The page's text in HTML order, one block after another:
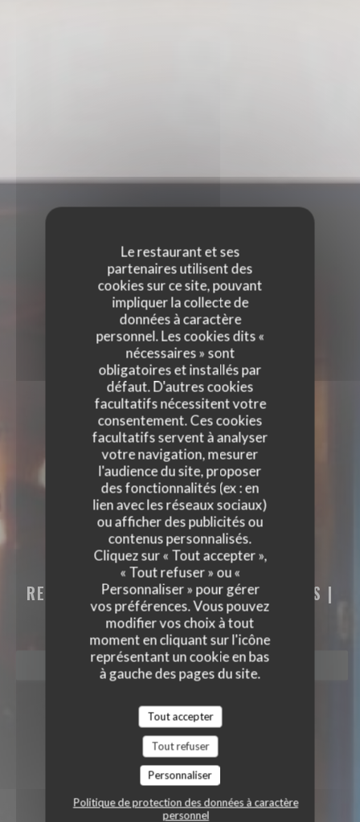
Le restaurant et ses
partenaires utilisent des
cookies sur ce site, pouvant
impliquer la collecte de
données à caractère
personnel. Les cookies dits «
nécessaires » sont
obligatoires et installés par
défaut. D'autres cookies
facultatifs nécessitent votre
consentement. Ces cookies
facultatifs servent à analyser
votre navigation, mesurer
l'audience du site, proposer
des fonctionnalités (ex : en
lien avec les réseaux sociaux)
ou afficher des publicités ou
contenus personnalisés.
Cliquez sur « Tout accepter »,
« Tout refuser » ou «
Personnaliser » pour gérer
vos préférences. Vous pouvez
modifier vos choix à tout
moment en cliquant sur l'icône
représentant un cookie en bas
à gauche des pages du site.
Tout accepter
Tout refuser
Personnaliser
Politique de protection des données à caractère
personnel
TITI GRAILLE
RESTAURANT TRADITIONNEL FRANÇAIS |
PARIS
RÉSERVER